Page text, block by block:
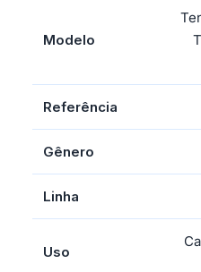
Modelo
Referência
Gênero
Linha
Uso